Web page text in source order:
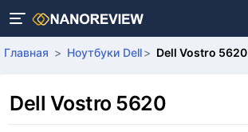
Главная Ноутбуки Dell Dell Vostro 5620
Dell Vostro 5620